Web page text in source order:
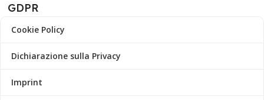
GDPR
Cookie Policy
Dichiarazione sulla Privacy
Imprint